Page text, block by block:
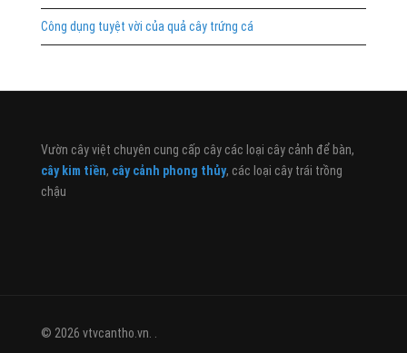
Công dụng tuyệt vời của quả cây trứng cá
Vườn cây việt chuyên cung cấp cây các loại cây cảnh để bàn,
cây kim tiền, cây cảnh phong thủy, các loại cây trái trồng
chậu
© 2026 vtvcantho.vn. .